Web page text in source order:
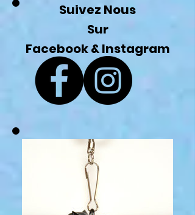
Suivez Nous
Sur
Facebook & Instagram